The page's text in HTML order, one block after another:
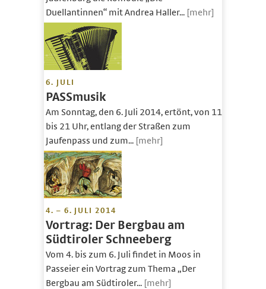
Duellantinnen“ mit Andrea Haller... [mehr]
6. JULI
PASSmusik
Am Sonntag, den 6. Juli 2014, ertönt, von 11
bis 21 Uhr, entlang der Straßen zum
Jaufenpass und zum... [mehr]
4. – 6. JULI 2014
Vortrag: Der Bergbau am
Südtiroler Schneeberg
Vom 4. bis zum 6. Juli findet in Moos in
Passeier ein Vortrag zum Thema „Der
Bergbau am Südtiroler... [mehr]